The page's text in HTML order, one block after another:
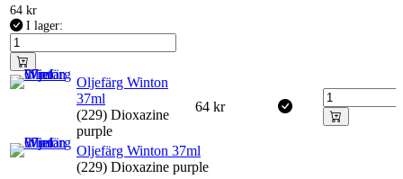
64 kr
I lager:
Oljefärg Winton
37ml
(229) Dioxazine
purple
64 kr
Oljefärg Winton 37ml
(229) Dioxazine purple